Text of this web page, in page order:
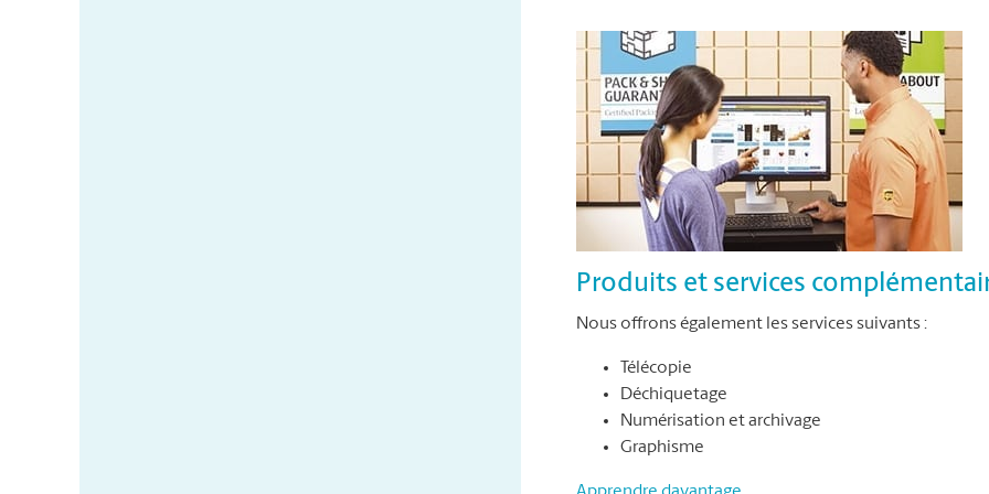
Produits et services
Nous offrons également les services suivants :
Télécopie
Déchiquetage
Numérisation et archivage
Graphisme